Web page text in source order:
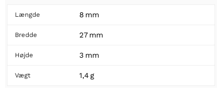
Længde 8 mm
Bredde 27 mm
Højde 3 mm
Vægt 1,4 g